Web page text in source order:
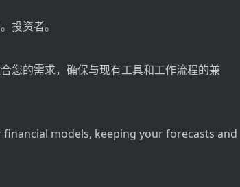
投资者。
您的需求，确保与现有工具和工作流程的兼
models, keeping your forecasts and